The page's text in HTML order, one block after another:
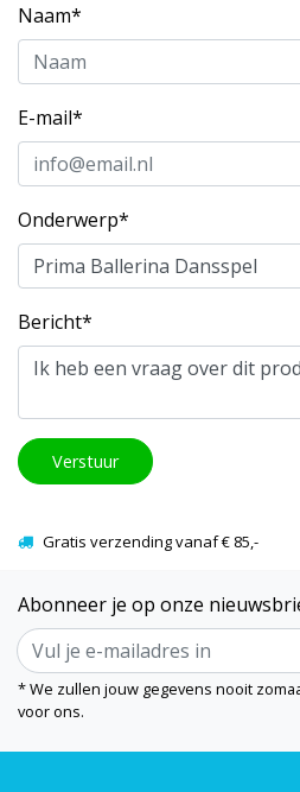
Naam*
E-mail*
Onderwerp*
Bericht*
Verstuur
Gratis verzending vanaf € 85,-
Abonneer je op onze
* We zullen jouw gegevens nooit
voor ons.